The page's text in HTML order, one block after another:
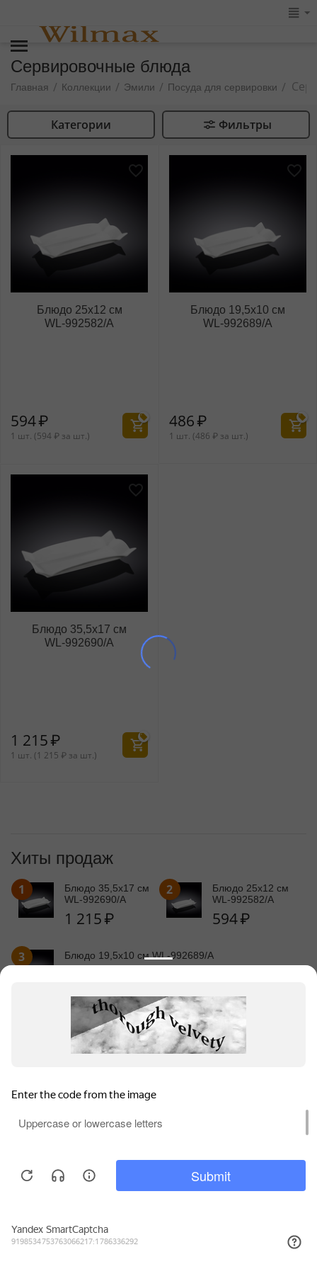
Сервировочные блюда
Главная / Коллекции / Эмили / Посуда для сервировки /
Категории Фильтры
Блюдо 25x12 см
WL‑992582/A
594₽
1 шт. (594 ₽ за шт.)
Блюдо 19,5x10 см
WL‑992689/A
486₽
1 шт. (486 ₽ за шт.)
Блюдо 35,5x17 см
WL‑992690/A
1 215₽
1 шт. (1 215 ₽ за шт.)
Хиты продаж
1
Блюдо 35,5x17 см
WL‑992690/A
1 215₽
2
Блюдо 25x12 см
WL‑992582/A
594₽
3 Блюдо 19,5x10 см WL‑992689/A
Информация для продавцов
Покупательский сервис
Контакты
© 2010 - 2026 WILMAX.
Продолжая использование сайта, вы соглашаетесь с
Политикой конфиденциальности
. Вы можете отключить
Принять